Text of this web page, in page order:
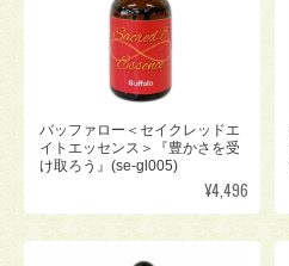
バッファロー＜セイクレッドエ
イトエッセンス＞『豊かさを受
け取ろう』(se-gl005)
¥4,496